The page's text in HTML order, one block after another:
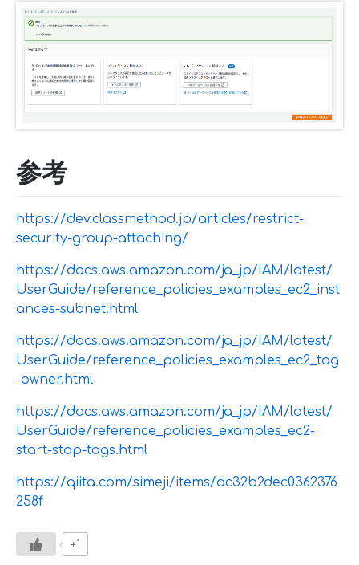
参考
https://dev.classmethod.jp/articles/restrict-
security-group-attaching/
https://docs.aws.amazon.com/ja_jp/IAM/latest/
UserGuide/reference_policies_examples_ec2_inst
ances-subnet.html
https://docs.aws.amazon.com/ja_jp/IAM/latest/
UserGuide/reference_policies_examples_ec2_tag
-owner.html
https://docs.aws.amazon.com/ja_jp/IAM/latest/
UserGuide/reference_policies_examples_ec2-
start-stop-tags.html
https://qiita.com/simeji/items/dc32b2dec0362376
258f
+1